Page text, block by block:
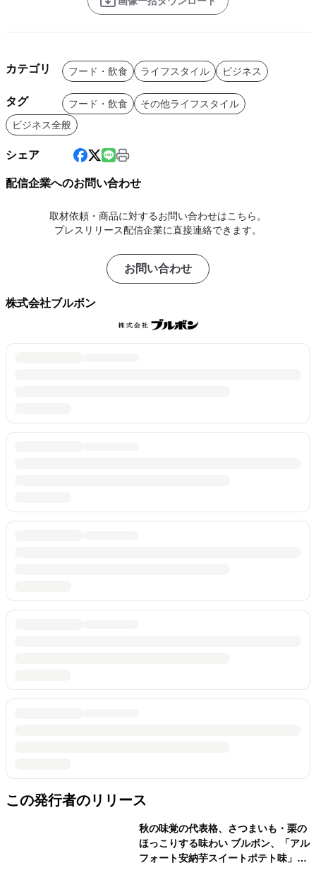
カテゴリ フード・飲食 ライフスタイル ビジネス
タグ フード・飲食
その他ライフスタイル
ビジネス全般
シェア
配信企業へのお問い合わせ
取材依頼・商品に対するお問い合わせはこちら。
プレスリリース配信企業に直接連絡できます。
お問い合わせ
株式会社ブルボン
この発行者のリリース
秋の味覚の代表格、さつまいも・栗の
ほっこりする味わい ブルボン、「アル
フォート安納芋スイートポテト味」な